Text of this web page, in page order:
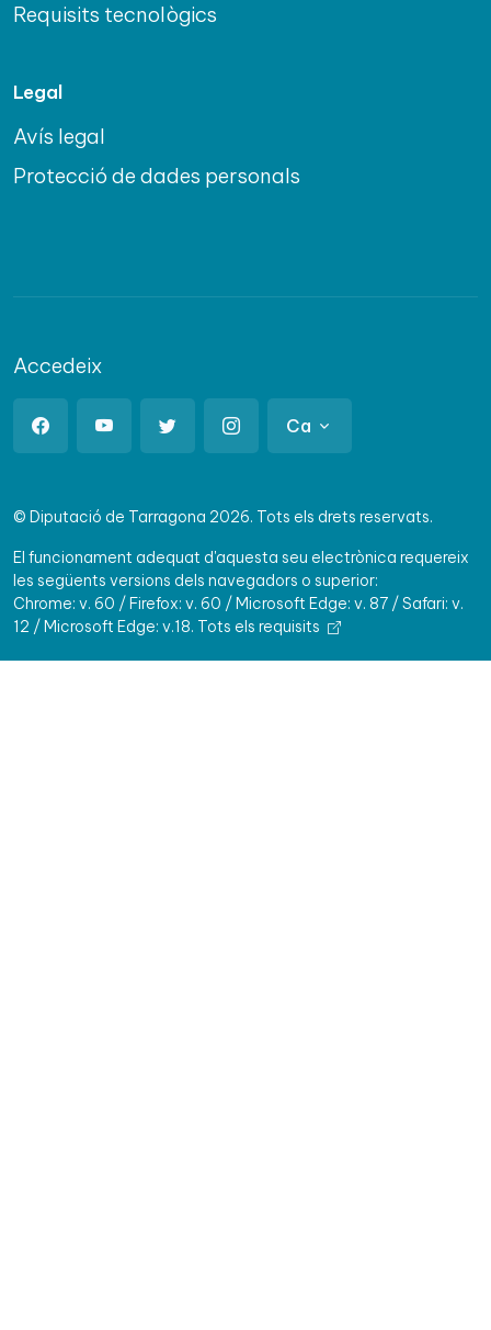
Requisits tecnològics
Legal
Avís legal
Protecció de dades personals
Accedeix
Ca
© Diputació de Tarragona 2026. Tots els drets reservats.
El funcionament adequat d'aquesta seu electrònica requereix
les següents versions dels navegadors o superior:
Chrome: v. 60 / Firefox: v. 60 / Microsoft Edge: v. 87 / Safari: v.
12 / Microsoft Edge: v.18. Tots els requisits